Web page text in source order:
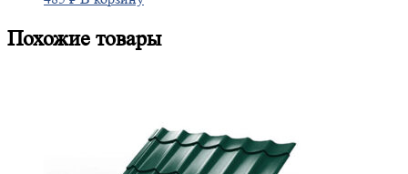
Похожие товары